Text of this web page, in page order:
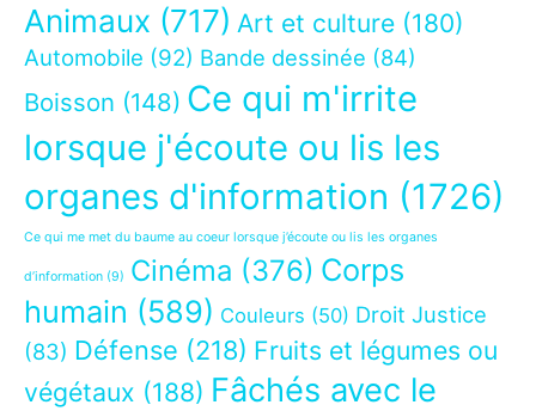
Animaux (717) Art et culture (180)
Automobile (92) Bande dessinée (84)
Boisson (148) Ce qui m'irrite
lorsque j'écoute ou lis les
organes d'information (1726)
Ce qui me met du baume au coeur lorsque j’écoute ou lis les organes
d’information (9) Cinéma (376) Corps
humain (589) Couleurs (50) Droit Justice
(83) Défense (218) Fruits et légumes ou
végétaux (188) Fâchés avec le